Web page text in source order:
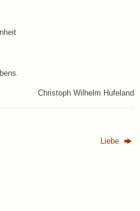
Christoph Wilhelm Hufeland
Liebe